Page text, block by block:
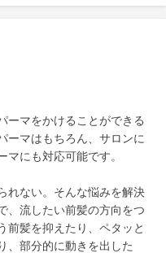
ーマをかけることができる
ーマはもちろん、サロンに
マにも対応可能です。
れない。そんな悩みを解決
、流したい前髪の方向をつ
前髪を抑えたり、ペタッと
、部分的に動きを出した